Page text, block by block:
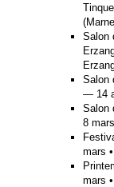
Salon
Salon
— 14
Salon
8
mars
mars